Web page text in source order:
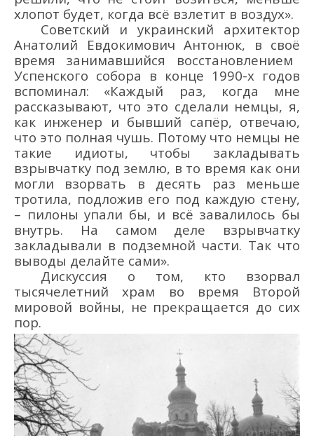
хлопот будет, когда всё взлетит в воздух».
Советский и украинский архитектор
Анатолий Евдокимович Антонюк, в своё
время занимавшийся восстановлением
Успенского собора в конце 1990-х годов
вспоминал:
«Каждый раз, когда мне
рассказывают, что это сделали немцы, я,
как инженер и бывший сапёр, отвечаю,
что это полная чушь. Потому что немцы не
такие идиоты, чтобы закладывать
взрывчатку под землю, в то время как они
могли взорвать в десять раз меньше
тротила, подложив его под каждую стену,
– пилоны упали бы, и всё завалилось бы
внутрь. На самом деле взрывчатку
закладывали в подземной части. Так что
выводы делайте сами».
Дискуссия о том, кто взорвал
тысячелетний храм во время Второй
мировой войны, не прекращается до сих
пор.